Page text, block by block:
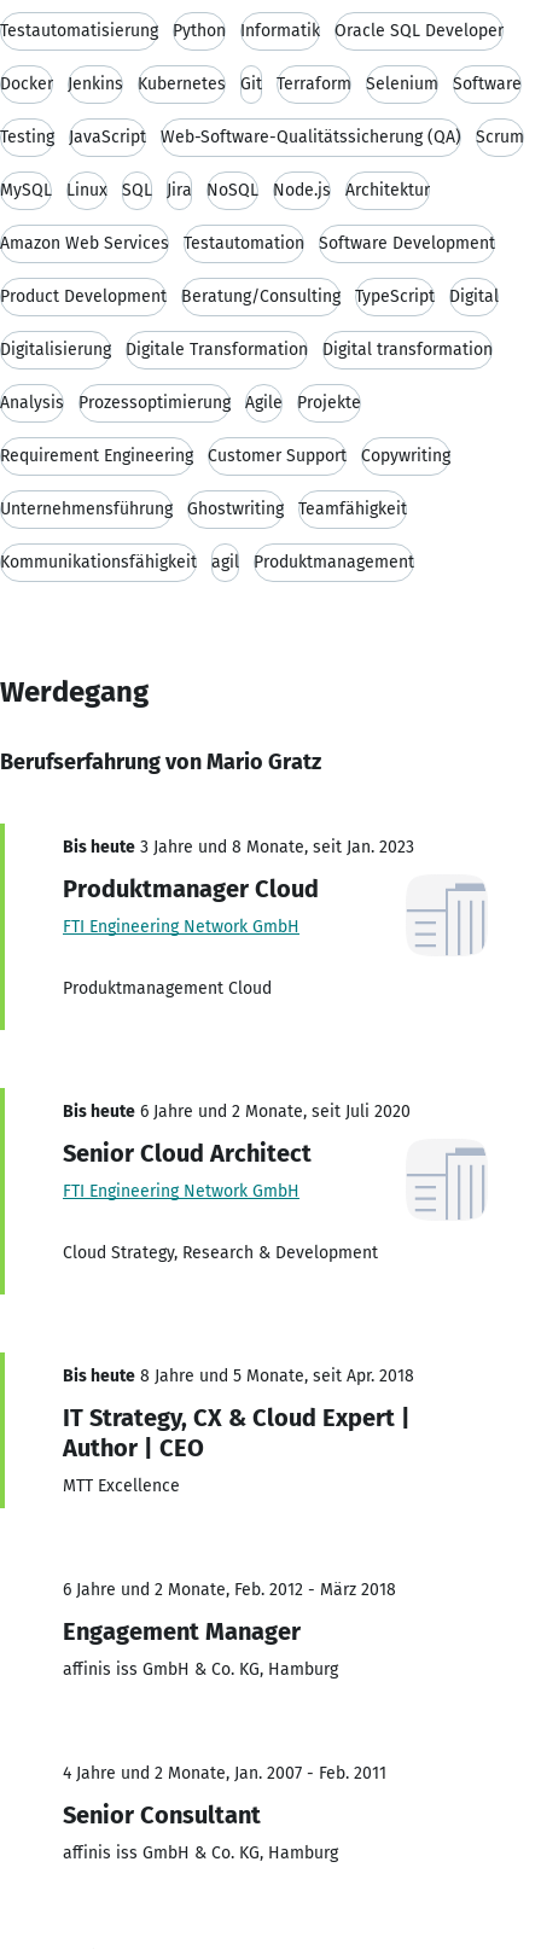
Testautomatisierung Python Informatik Oracle SQL Developer
Docker Jenkins Kubernetes Git Terraform Selenium Software
Testing JavaScript Web-Software-Qualitätssicherung (QA) Scrum
MySQL Linux SQL Jira NoSQL Node.js Architektur
Amazon Web Services Testautomation Software Development
Product Development Beratung/Consulting TypeScript Digital
Digitalisierung Digitale Transformation Digital transformation
Analysis Prozessoptimierung Agile Projekte
Requirement Engineering Customer Support Copywriting
Unternehmensführung Ghostwriting Teamfähigkeit
Kommunikationsfähigkeit agil Produktmanagement
Werdegang
Berufserfahrung von Mario Gratz
Bis heute 3 Jahre und 8 Monate, seit Jan. 2023
Produktmanager Cloud
FTI Engineering Network GmbH
Produktmanagement Cloud
Bis heute 6 Jahre und 2 Monate, seit Juli 2020
Senior Cloud Architect
FTI Engineering Network GmbH
Cloud Strategy, Research & Development
Bis heute 8 Jahre und 5 Monate, seit Apr. 2018
IT Strategy, CX & Cloud Expert |
Author | CEO
MTT Excellence
6 Jahre und 2 Monate, Feb. 2012 - März 2018
Engagement Manager
affinis iss GmbH & Co. KG, Hamburg
4 Jahre und 2 Monate, Jan. 2007 - Feb. 2011
Senior Consultant
affinis iss GmbH & Co. KG, Hamburg